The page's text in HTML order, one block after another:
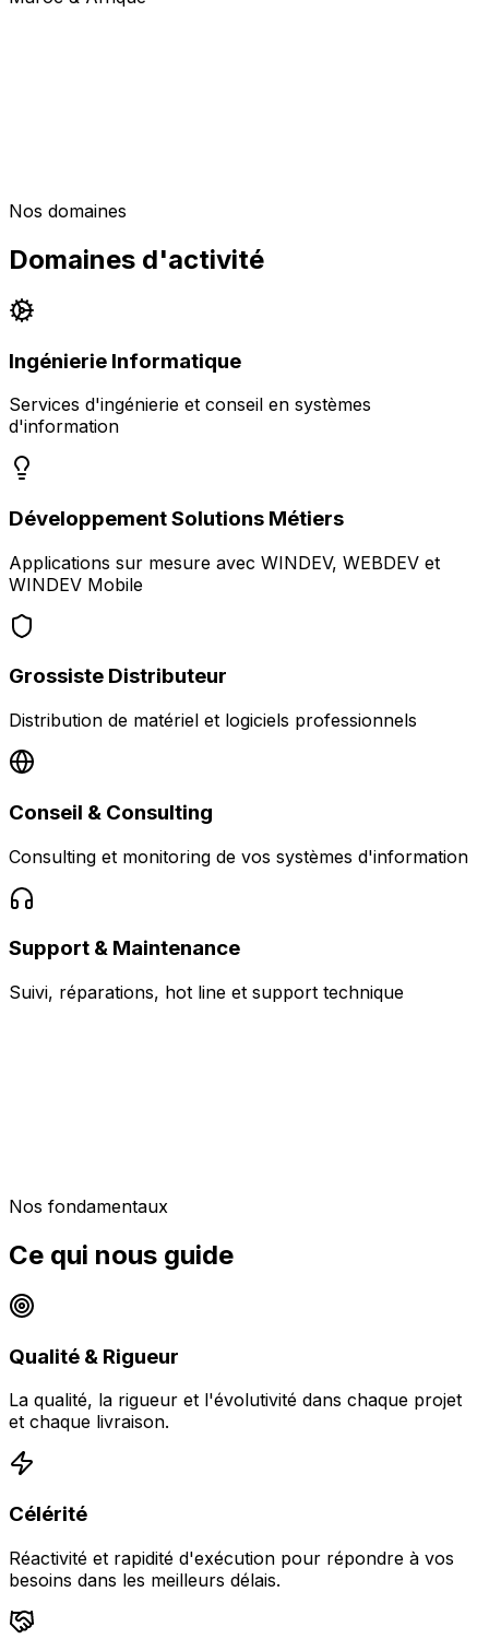
Nos domaines
Domaines d'activité
Ingénierie Informatique
Services d'ingénierie et conseil en systèmes
d'information
Développement Solutions Métiers
Applications sur mesure avec WINDEV, WEBDEV et
WINDEV Mobile
Grossiste Distributeur
Distribution de matériel et logiciels professionnels
Conseil & Consulting
Consulting et monitoring de vos systèmes d'information
Support & Maintenance
Suivi, réparations, hot line et support technique
Nos fondamentaux
Ce qui nous guide
Qualité & Rigueur
La qualité, la rigueur et l'évolutivité dans chaque projet
et chaque livraison.
Célérité
Réactivité et rapidité d'exécution pour répondre à vos
besoins dans les meilleurs délais.